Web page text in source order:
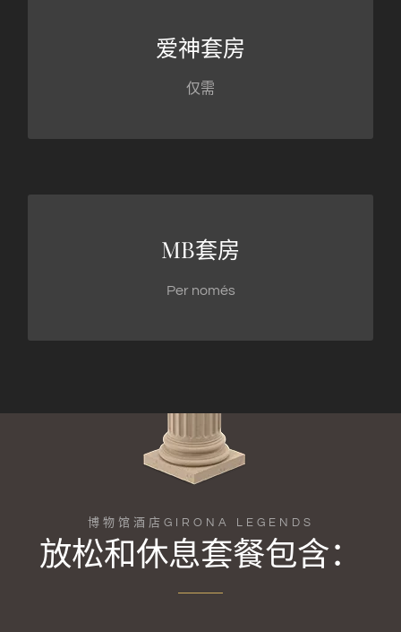
爱神套房
仅需
MB套房
Per només
博物馆酒店GIRONA LEGENDS
放松和休息套餐包含：